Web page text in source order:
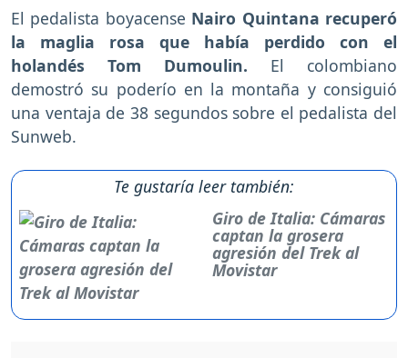
El pedalista boyacense Nairo Quintana recuperó
la maglia rosa que había perdido con el
holandés Tom Dumoulin. El colombiano
demostró su poderío en la montaña y consiguió
una ventaja de 38 segundos sobre el pedalista del
Sunweb.
Te gustaría leer también:
Giro de Italia: Cámaras
captan la grosera
agresión del Trek al
Movistar